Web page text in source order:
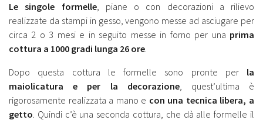
Le singole formelle, piane o con decorazioni a rilievo
realizzate da stampi in gesso, vengono messe ad asciugare per
circa 2 o 3 mesi e in seguito messe in forno per una prima
cottura a 1000 gradi lunga 26 ore.
Dopo questa cottura le formelle sono pronte per la
maiolicatura e per la decorazione, quest’ultima è
rigorosamente realizzata a mano e con una tecnica libera, a
getto. Quindi c’è una seconda cottura, che dà alle formelle il